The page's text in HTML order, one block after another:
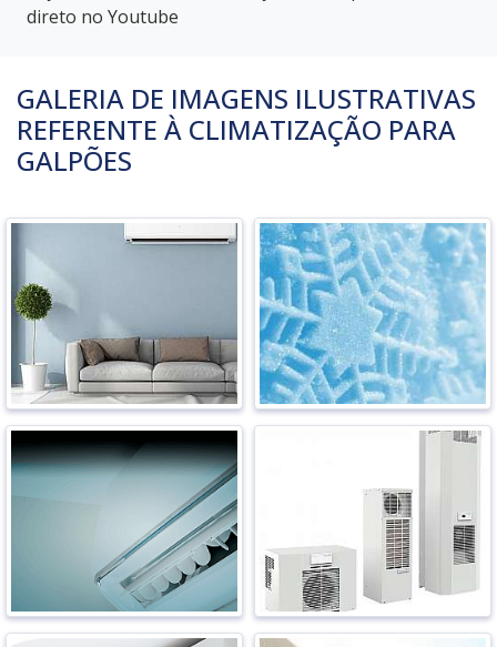
direto no Youtube
GALERIA DE IMAGENS ILUSTRATIVAS
REFERENTE À CLIMATIZAÇÃO PARA
GALPÕES